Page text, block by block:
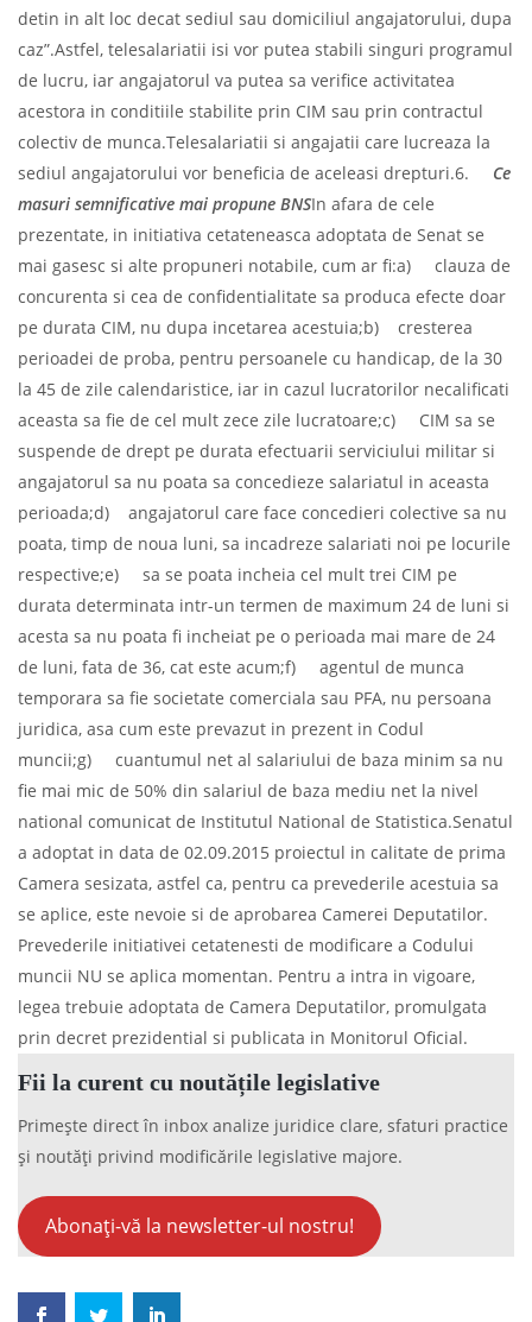
detin in alt loc decat sediul sau domiciliul angajatorului, dupa
caz”.Astfel, telesalariatii isi vor putea stabili singuri programul
de lucru, iar angajatorul va putea sa verifice activitatea
acestora in conditiile stabilite prin CIM sau prin contractul
colectiv de munca.Telesalariatii si angajatii care lucreaza la
sediul angajatorului vor beneficia de aceleasi drepturi.6. Ce
masuri semnificative mai propune BNSIn afara de cele
prezentate, in initiativa cetateneasca adoptata de Senat se
mai gasesc si alte propuneri notabile, cum ar fi:a) clauza de
concurenta si cea de confidentialitate sa produca efecte doar
pe durata CIM, nu dupa incetarea acestuia;b) cresterea
perioadei de proba, pentru persoanele cu handicap, de la 30
la 45 de zile calendaristice, iar in cazul lucratorilor necalificati
aceasta sa fie de cel mult zece zile lucratoare;c) CIM sa se
suspende de drept pe durata efectuarii serviciului militar si
angajatorul sa nu poata sa concedieze salariatul in aceasta
perioada;d) angajatorul care face concedieri colective sa nu
poata, timp de noua luni, sa incadreze salariati noi pe locurile
respective;e) sa se poata incheia cel mult trei CIM pe
durata determinata intr-un termen de maximum 24 de luni si
acesta sa nu poata fi incheiat pe o perioada mai mare de 24
de luni, fata de 36, cat este acum;f) agentul de munca
temporara sa fie societate comerciala sau PFA, nu persoana
juridica, asa cum este prevazut in prezent in Codul
muncii;g) cuantumul net al salariului de baza minim sa nu
fie mai mic de 50% din salariul de baza mediu net la nivel
national comunicat de Institutul National de Statistica.Senatul
a adoptat in data de 02.09.2015 proiectul in calitate de prima
Camera sesizata, astfel ca, pentru ca prevederile acestuia sa
se aplice, este nevoie si de aprobarea Camerei Deputatilor.
Prevederile initiativei cetatenesti de modificare a Codului
muncii NU se aplica momentan. Pentru a intra in vigoare,
legea trebuie adoptata de Camera Deputatilor, promulgata
prin decret prezidential si publicata in Monitorul Oficial.
Fii la curent cu noutățile legislative
Primește direct în inbox analize juridice clare, sfaturi practice
și noutăți privind modificările legislative majore.
Abonați-vă la newsletter-ul nostru!